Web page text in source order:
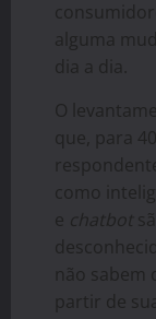
alguma
dia a dia.
O
que, para
como
e chatbot
não sabem
partir de